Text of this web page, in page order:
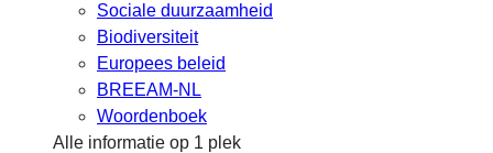
Sociale duurzaamheid
Biodiversiteit
Europees beleid
BREEAM-NL
Woordenboek
Alle informatie op 1 plek